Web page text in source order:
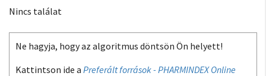
Nincs találat
Ne hagyja, hogy az algoritmus döntsön Ön helyett!
Kattintson ide a Preferált források - PHARMINDEX Online